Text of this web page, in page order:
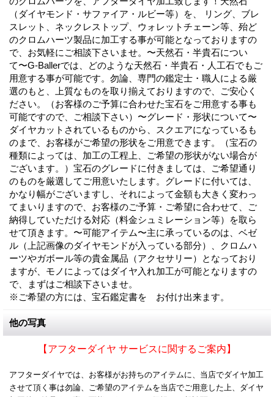
（ダイヤモンド・サファイア・ルビー等）を、 リング、ブレ
スレット、ネックレストップ、ウォレットチェーン等、殆ど
のクロムハーツ製品に加工する事が可能となっておりますの
で、お気軽にご相談下さいませ。〜天然石・半貴石につい
て〜G-Ballerでは、どのような天然石・半貴石・人工石でもご
用意する事が可能です。勿論、専門の鑑定士・職人による厳
選のもと、上質なものを取り揃えておりますので、ご安心く
ださい。（お客様のご予算に合わせた宝石をご用意する事も
可能ですので、ご相談下さい）〜グレード・形状について〜
ダイヤカットされているものから、スクエアになっているも
のまで、お客様がご希望の形状をご用意できます。（宝石の
種類によっては、加工の工程上、ご希望の形状がない場合が
ございます。）宝石のグレードに付きましては、ご希望通り
のものを厳選してご用意いたします。グレードに付いては、
かなり幅がございますし、それによって金額も大きく変わっ
てまいりますので、お客様のご予算・ご希望に合わせて、ご
納得していただける対応（料金シュミレーション等）を取ら
せて頂きます。〜可能アイテム〜主に承っているのは、ベゼ
ル（上記画像のダイヤモンドが入っている部分）、クロムハ
ーツやガボール等の貴金属品（アクセサリー）となっており
ますが、モノによってはダイヤ入れ加工が可能となりますの
で、まずはご相談下さいませ。
※ご希望の方には、宝石鑑定書を お付け出来ます。
他の写真
【アフターダイヤ サービスに関するご案内】
アフターダイヤでは、お客様がお持ちのアイテムに、当店でダイヤ加工
させて頂く事は勿論、ご希望のアイテムを当店でご用意した上、ダイヤ